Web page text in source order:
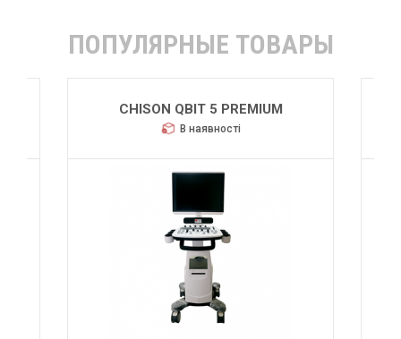
ПОПУЛЯРНЫЕ ТОВАРЫ
CHISON QBIT 5
В наявності